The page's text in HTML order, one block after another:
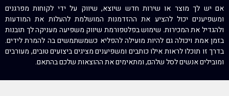
אם יש לך מוצר או שירות חדש שיוצא, שיווק על ידי לקוחות מפרגנים
ומשפיענים יכול להציע את ההזדמנות המושלמת להעלות את המודעות
ולהגדיל את המכירות. שימוש בפלטפורמת שיווק משפיעה מעניקה לך תובנות
בזמן אמת ויכולה גם להיות מועילה להפליא כשמשתמשים בה להמרת לידים.
בדרך זו תוכלו לראות אילו כותבים ומשפיענים מציגים ביצועים טובים, מעורבים
ומובילים אנשים לסל שלהם, ומתאימים את ההוצאות שלכם בהתאם.